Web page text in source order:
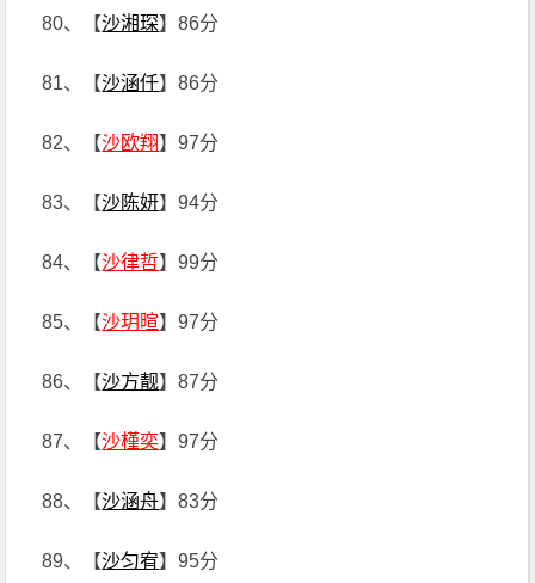
80、【沙湘琛】86分
81、【沙涵仟】86分
82、【沙欧翔】97分
83、【沙陈妍】94分
84、【沙律哲】99分
85、【沙玥暄】97分
86、【沙方靓】87分
87、【沙槿奕】97分
88、【沙涵舟】83分
89、【沙匀宥】95分